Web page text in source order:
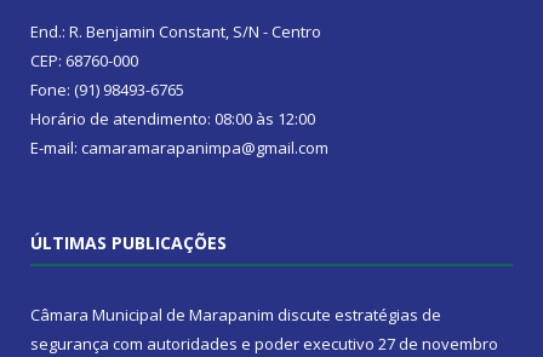
End.: R. Benjamin Constant, S/N - Centro
CEP: 68760-000
Fone: (91) 98493-6765
Horário de atendimento: 08:00 às 12:00
E-mail: camaramarapanimpa@gmail.com
ÚLTIMAS PUBLICAÇÕES
Câmara Municipal de Marapanim discute estratégias de
segurança com autoridades e poder executivo 27 de novembro